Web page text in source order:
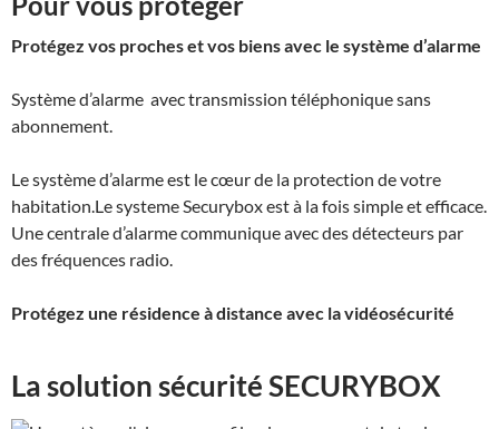
Protégez vos proches et vos biens avec le système d’alarme
Système d’alarme avec transmission téléphonique sans
abonnement.
Le système d’alarme est le cœur de la protection de votre
habitation.Le systeme Securybox est à la fois simple et efficace.
Une centrale d’alarme communique avec des détecteurs par
des fréquences radio.
Protégez une résidence à distance avec la vidéosécurité
La solution sécurité SECURYBOX